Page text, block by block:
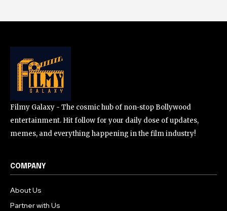
Filmy Galaxy - The cosmic hub of non-stop Bollywood
entertainment. Hit follow for your daily dose of updates,
memes, and everything happening in the film industry!
COMPANY
About Us
Partner with Us